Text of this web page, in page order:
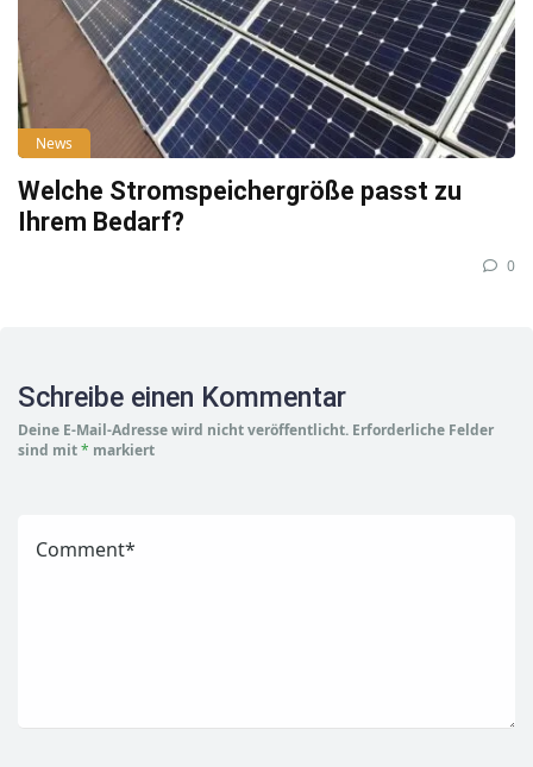
News
Welche Stromspeichergröße passt zu
Ihrem Bedarf?
0
Schreibe einen Kommentar
Deine E-Mail-Adresse wird nicht veröffentlicht. Erforderliche Felder
sind mit* markiert